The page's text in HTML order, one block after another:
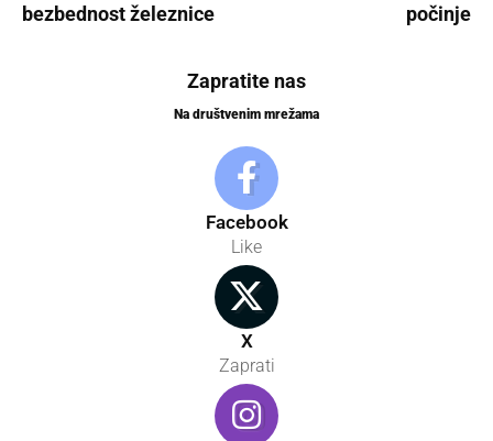
bezbednost železnice
počinje
Zapratite nas
Na društvenim mrežama
Facebook
Like
X
Zaprati